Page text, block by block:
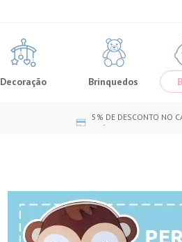
Decoração Brinquedos
5% DE DESCONTO NO
CRÉDITO